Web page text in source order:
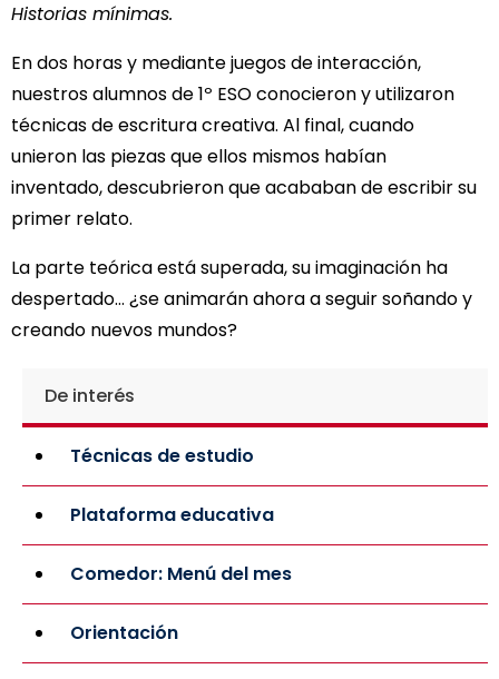
Historias mínimas.
En dos horas y mediante juegos de interacción,
nuestros alumnos de 1º ESO conocieron y utilizaron
técnicas de escritura creativa. Al final, cuando
unieron las piezas que ellos mismos habían
inventado, descubrieron que acababan de escribir su
primer relato.
La parte teórica está superada, su imaginación ha
despertado… ¿se animarán ahora a seguir soñando y
creando nuevos mundos?
De interés
Técnicas de estudio
Plataforma educativa
Comedor: Menú del mes
Orientación